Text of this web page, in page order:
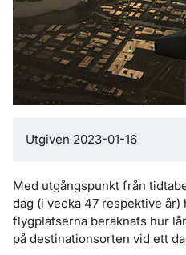
Utgiven 2023-01-16
Med utgångspunkt från
dag (i vecka 47 respektive
flygplatserna beräknats hur
på destinationsorten vid ett